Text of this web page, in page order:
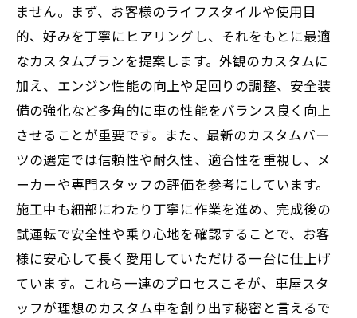
ません。まず、お客様のライフスタイルや使用目
的、好みを丁寧にヒアリングし、それをもとに最適
なカスタムプランを提案します。外観のカスタムに
加え、エンジン性能の向上や足回りの調整、安全装
備の強化など多角的に車の性能をバランス良く向上
させることが重要です。また、最新のカスタムパー
ツの選定では信頼性や耐久性、適合性を重視し、メ
ーカーや専門スタッフの評価を参考にしています。
施工中も細部にわたり丁寧に作業を進め、完成後の
試運転で安全性や乗り心地を確認することで、お客
様に安心して長く愛用していただける一台に仕上げ
ています。これら一連のプロセスこそが、車屋スタ
ッフが理想のカスタム車を創り出す秘密と言えるで